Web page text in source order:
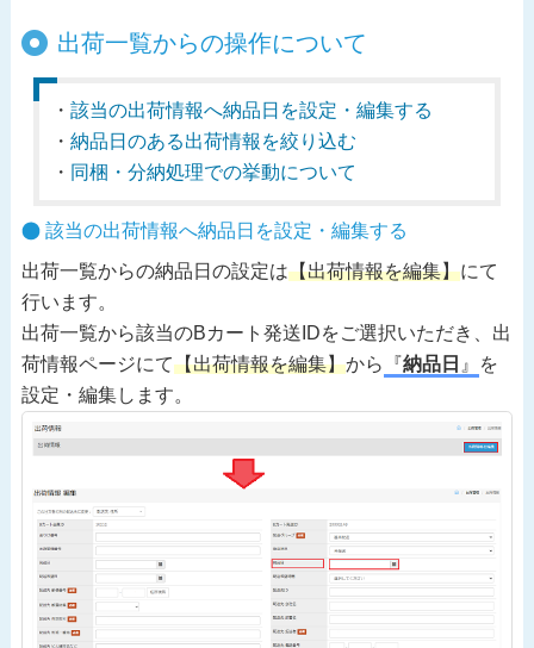
出荷一覧からの操作について
該当の出荷情報へ納品日を設定・編集する
納品日のある出荷情報を絞り込む
同梱・分納処理での挙動について
該当の出荷情報へ納品日を設定・編集する
出荷一覧からの納品日の設定は【出荷情報を編集】にて
行います。
出荷一覧から該当のBカート発送IDをご選択いただき、出
荷情報ページにて【出荷情報を編集】から 『納品日 』
を
設定・編集します。